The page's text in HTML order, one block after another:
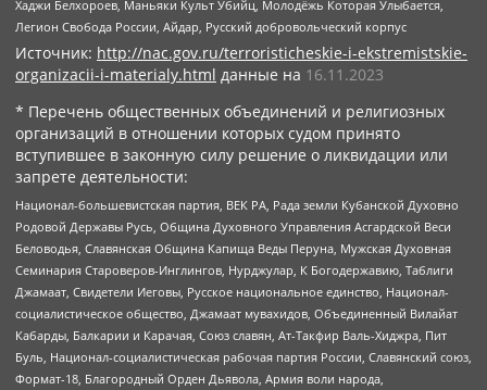
Хаджи Белхороев, Маньяки Культ Убийц, Молодёжь Которая Улыбается,
Легион Свобода России, Айдар, Русский добровольческий корпус
Источник: http://nac.gov.ru/terroristicheskie-i-ekstremistskie-
organizacii-i-materialy.html данные на 16.11.2023
* Перечень общественных объединений и религиозных
организаций в отношении которых судом принято
вступившее в законную силу решение о ликвидации или
запрете деятельности:
Национал-большевистская партия, ВЕК РА, Рада земли Кубанской Духовно
Родовой Державы Русь, Община Духовного Управления Асгардской Веси
Беловодья, Славянская Община Капища Веды Перуна, Мужская Духовная
Семинария Староверов-Инглингов, Нурджулар, К Богодержавию, Таблиги
Джамаат, Свидетели Иеговы, Русское национальное единство, Национал-
социалистическое общество, Джамаат мувахидов, Объединенный Вилайат
Кабарды, Балкарии и Карачая, Союз славян, Ат-Такфир Валь-Хиджра, Пит
Буль, Национал-социалистическая рабочая партия России, Славянский союз,
Формат-18, Благородный Орден Дьявола, Армия воли народа,